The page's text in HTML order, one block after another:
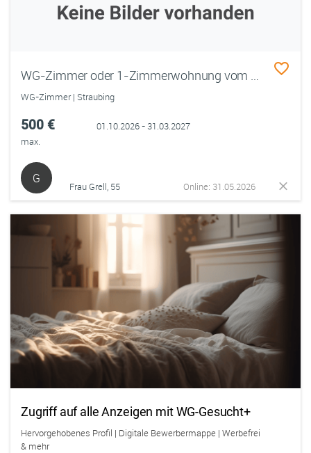
WG-Zimmer oder 1-Zimmerwohnung vom 1.10.26-31.03.27 gesucht
WG-Zimmer | Straubing
500 €
max.
01.10.2026 - 31.03.2027
G
Frau Grell, 55 Online: 31.05.2026
Zugriff auf alle Anzeigen mit WG-Gesucht+
Hervorgehobenes Profil | Digitale Bewerbermappe | Werbefrei
& mehr